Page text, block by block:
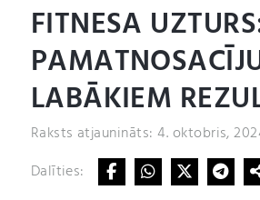
FITNESA
LABĀKIEM
Raksts atjaunināts: 4. oktobris,
Dalīties: